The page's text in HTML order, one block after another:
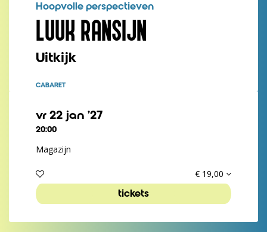
LUUK RANSIJN
Uitkijk
Hoopvolle perspectieven
CABARET
vr 22 jan ’27
20:00
Magazijn
€ 19,00
tickets Inzoomen